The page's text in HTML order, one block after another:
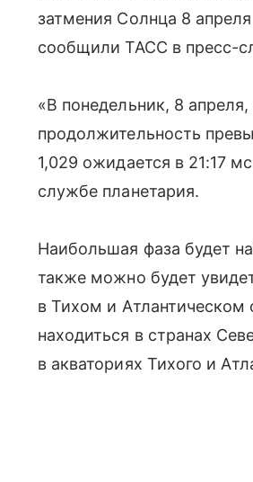
затмения Солнца 8
сообщили ТАСС в пресс-
«В понедельник, 8
продолжительность
1,029 ожидается в 21:17
службе планетария.
Наибольшая фаза будет
также можно будет
в Тихом и Атлантическом
находиться в странах
в акваториях Тихого и